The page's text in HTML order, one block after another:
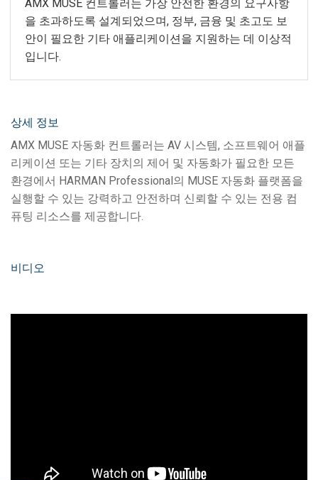
AMX MUSE 컨트롤러는 가장 안전한 환경의 요구사항
을 초과하도록 설계되었으며, 정부, 금융 및 초고도 보
안이 필요한 기타 애플리케이션을 지원하는 데 이상적
입니다.
상세 정보
AMX MUSE 자동화 컨트롤러는 AV 시스템, 소프트웨어 애플
리케이션 또는 기타 장치의 제어 및 자동화가 필요한 모든
환경에서 HARMAN Professional의 MUSE 자동화 플랫폼을
실행할 수 있는 강력하고 안전하며 신뢰할 수 있는 전용 컴
퓨팅 리소스를 제공합니다.
비디오